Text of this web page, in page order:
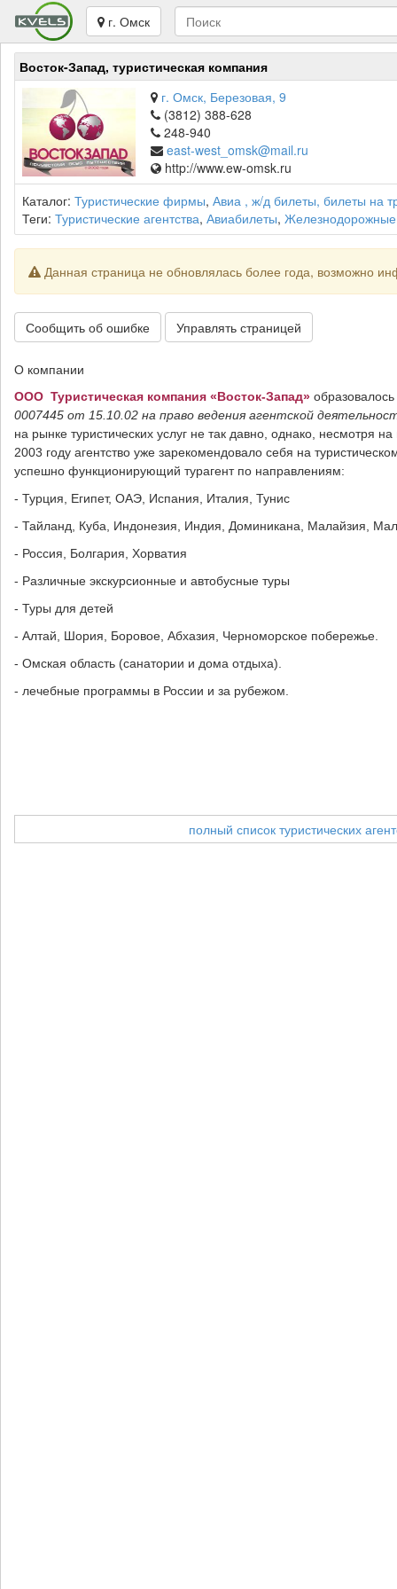
г. Омск
Восток-Запад, туристическая компания
г. Омск, Березовая, 9
(3812) 388-628
248-940
east-west_omsk@mail.ru
http://www.ew-omsk.ru
Каталог: Туристические фирмы, Авиа , ж/д билеты, билеты на
Теги: Туристические агентства, Авиабилеты,
Данная страница не обновлялась более года, возможно
Сообщить об ошибке Управлять страницей
О компании
ООО Туристическая компания «Восток-Запад»
0007445 от 15.10.02 на право ведения агентской
на рынке туристических услуг не так давно, однако, несмотря
2003 году агентство уже зарекомендовало себя на
успешно функционирующий турагент по направлениям:
- Турция, Египет, ОАЭ, Испания, Италия, Тунис
- Тайланд, Куба, Индонезия, Индия, Доминикана, Малайзия,
- Россия, Болгария, Хорватия
- Различные экскурсионные и автобусные туры
- Туры для детей
- Алтай, Шория, Боровое, Абхазия, Черноморское побережье.
- Омская область (санатории и дома отдыха).
- лечебные программы в России и за рубежом.
полный список туристических